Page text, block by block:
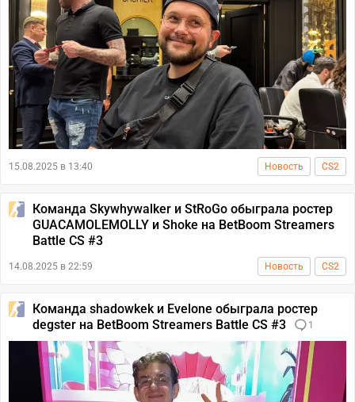
15.08.2025 в 13:40 Новость CS2
Команда Skywhywalker и StRoGo обыграла ростер
GUACAMOLEMOLLY и Shoke на BetBoom Streamers
Battle CS #3
14.08.2025 в 22:59 Новость CS2
Команда shadowkek и Evelone обыграла ростер
degster на BetBoom Streamers Battle CS #3
1